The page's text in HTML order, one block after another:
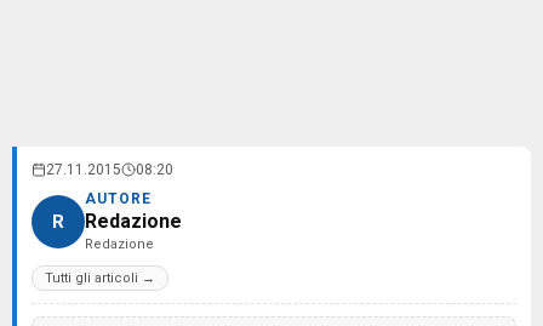
27.11.2015 08:20
R
AUTORE
Redazione
Redazione
Tutti gli articoli →